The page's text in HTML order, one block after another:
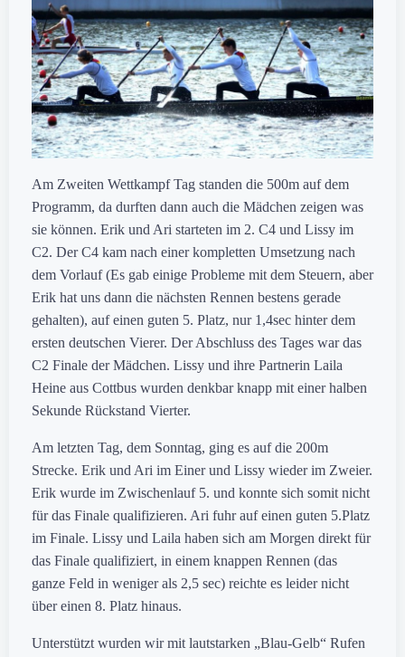
Am Zweiten Wettkampf Tag standen die 500m auf dem
Programm, da durften dann auch die Mädchen zeigen was
sie können. Erik und Ari starteten im 2. C4 und Lissy im
C2. Der C4 kam nach einer kompletten Umsetzung nach
dem Vorlauf (Es gab einige Probleme mit dem Steuern, aber
Erik hat uns dann die nächsten Rennen bestens gerade
gehalten), auf einen guten 5. Platz, nur 1,4sec hinter dem
ersten deutschen Vierer. Der Abschluss des Tages war das
C2 Finale der Mädchen. Lissy und ihre Partnerin Laila
Heine aus Cottbus wurden denkbar knapp mit einer halben
Sekunde Rückstand Vierter.
Am letzten Tag, dem Sonntag, ging es auf die 200m
Strecke. Erik und Ari im Einer und Lissy wieder im Zweier.
Erik wurde im Zwischenlauf 5. und konnte sich somit nicht
für das Finale qualifizieren. Ari fuhr auf einen guten 5.Platz
im Finale. Lissy und Laila haben sich am Morgen direkt für
das Finale qualifiziert, in einem knappen Rennen (das
ganze Feld in weniger als 2,5 sec) reichte es leider nicht
über einen 8. Platz hinaus.
Unterstützt wurden wir mit lautstarken „Blau-Gelb“ Rufen